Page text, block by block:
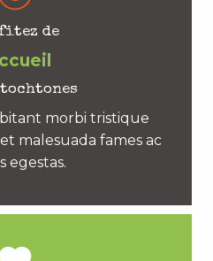
de
morbi tristique
malesuada fames ac
egestas.